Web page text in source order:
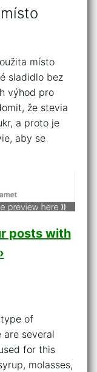
místo
sladidlo bez
výhod pro
že stevia
a proto je
aby se
posts with
of
are several
for this
molasses,